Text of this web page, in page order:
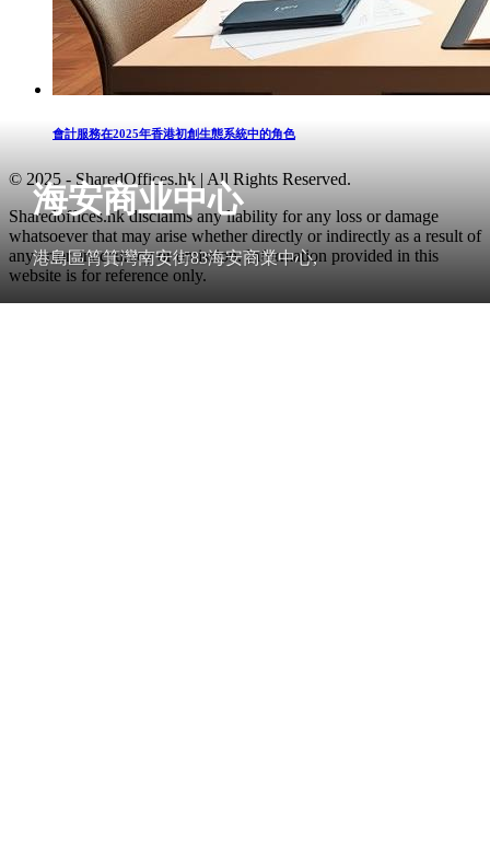
海安商业中心
港島區筲箕灣南安街83海安商業中心,
會計服務在2025年香港初創生態系統中的角色
© 2025 - SharedOffices.hk | All Rights Reserved.
Sharedoffices.hk disclaims any liability for any loss or damage
whatsoever that may arise whether directly or indirectly as a result of
any error, inaccuracy or omission. Information provided in this
website is for reference only.